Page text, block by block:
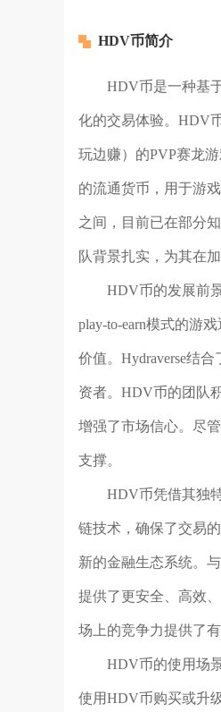
HDV币简介
HDV币是一种基
化的交易体验。HDV
玩边赚）的PVP赛龙
的流通货币，用于游
之间，目前已在部分
队背景扎实，为其在
HDV币的发展前
play-to-earn模式的游
价值。Hydraverse结
资者。HDV币的团队
增强了市场信心。尽
支撑。
HDV币凭借其独
链技术，确保了交易
新的金融生态系统。
提供了更安全、高效
场上的竞争力提供了有
HDV币的使用场
使用HDV币购买或升